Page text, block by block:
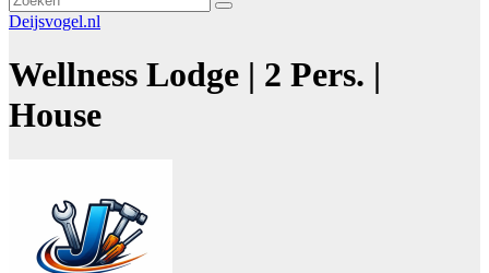
Deijsvogel.nl
Wellness Lodge | 2 Pers. |
House